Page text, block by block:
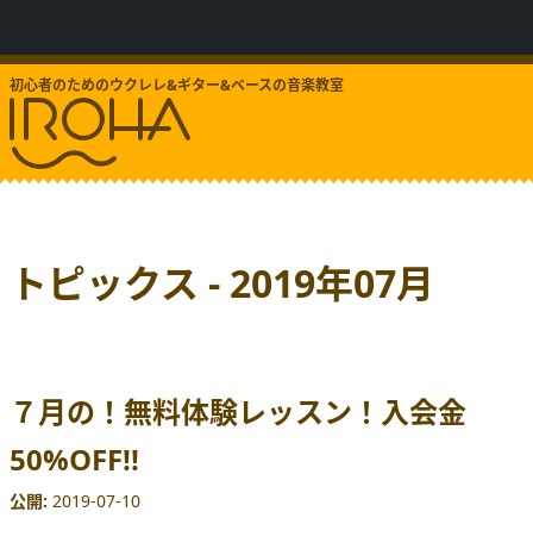
初心者のためのウクレレ&ギター&ベースの音楽教室
トピックス - 2019年07月
７月の！無料体験レッスン！入会金
50%OFF!!
公開 2019-07-10